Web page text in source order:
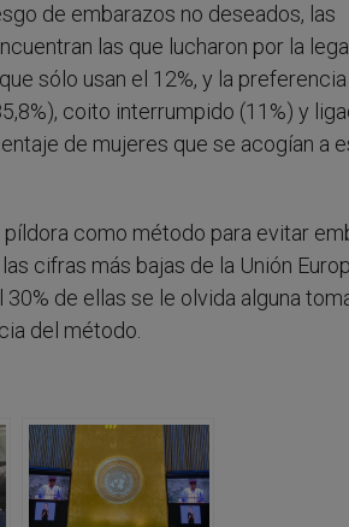
de embarazos no deseados, las
las que lucharon por la
sólo usan el 12%, y la
coito interrumpido (11%) y
de mujeres que se acogían a
como método para evitar
cifras más bajas de la Unión
de ellas se le olvida alguna
del método.